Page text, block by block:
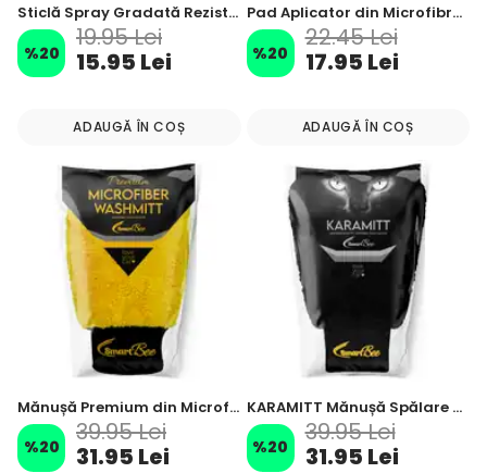
Sticlă Spray Gradată Rezistentă la Substanțe Chimice – 600 ml
%20
19.95 Lei
15.95 Lei
ADAUGĂ ÎN COȘ
Pad Aplicator din Microfibră pentru Polish, Ceară și Curățare Bord
%20
22.45 Lei
17.95 Lei
ADAUGĂ ÎN COȘ
Mănușă Premium din Microfibră pentru Spălare și Ceruire Auto
%20
39.95 Lei
31.95 Lei
KARAMITT Mănușă Spălare Auto din Microfibră
%20
39.95 Lei
31.95 Lei